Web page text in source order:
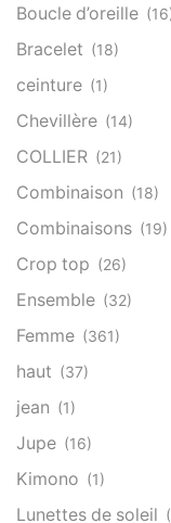
Boucle d’oreille
Bracelet (18)
ceinture (1)
Chevillère (14)
COLLIER (21)
Combinaison (18)
Combinaisons (19)
Crop top (26)
Ensemble (32)
Femme (361)
haut (37)
jean (1)
Jupe (16)
Kimono (1)
Lunettes de soleil